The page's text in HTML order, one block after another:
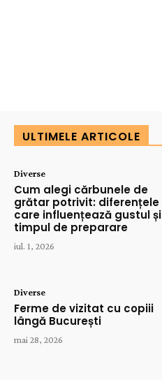
ULTIMELE ARTICOLE
Diverse
Cum alegi cărbunele de
grătar potrivit: diferențele
care influențează gustul și
timpul de preparare
iul. 1, 2026
Diverse
Ferme de vizitat cu copiii
lângă București
mai 28, 2026